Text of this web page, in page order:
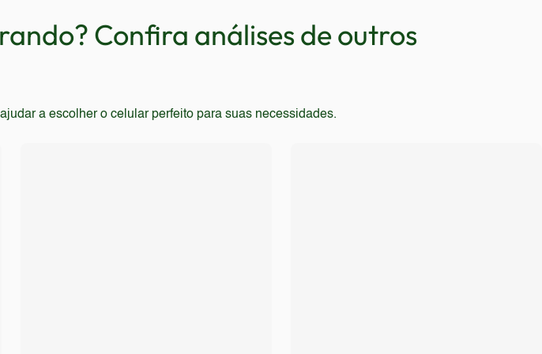
Confira análises de outros
a escolher o celular perfeito para suas necessidades.